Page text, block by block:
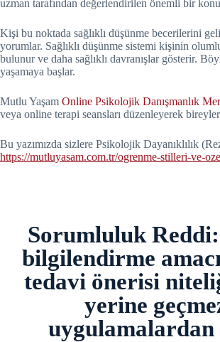
uzman tarafından değerlendirilen önemli bir
Kişi bu noktada sağlıklı düşünme becerilerini
yorumlar. Sağlıklı düşünme sistemi kişinin
bulunur ve daha sağlıklı davranışlar gösterir.
yaşamaya başlar.
Mutlu Yaşam Online Psikolojik Danışmanlık
veya online terapi seansları düzenleyerek
Bu yazımızda sizlere Psikolojik Dayanıklılık
https://mutluyasam.com.tr/ogrenme-stilleri-ve-
Sorumluluk
bilgilendirme
tedavi önerisi
yerine